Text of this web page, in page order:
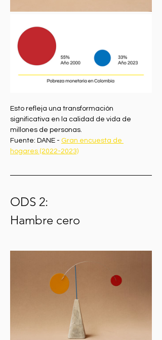
Esto refleja una transformación
significativa en la calidad de vida de
millones de personas.
Fuente: DANE - Gran encuesta de
hogares (2022-2023)
ODS 2:
Hambre cero